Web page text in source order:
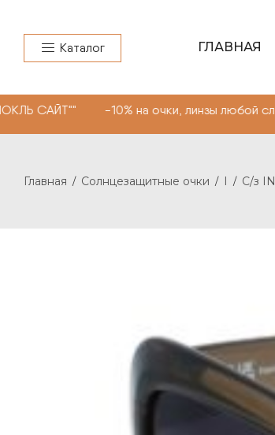
Каталог ГЛАВНАЯ
на очки, линзы любой
Главная / Солнцезащитные очки / I / С/з